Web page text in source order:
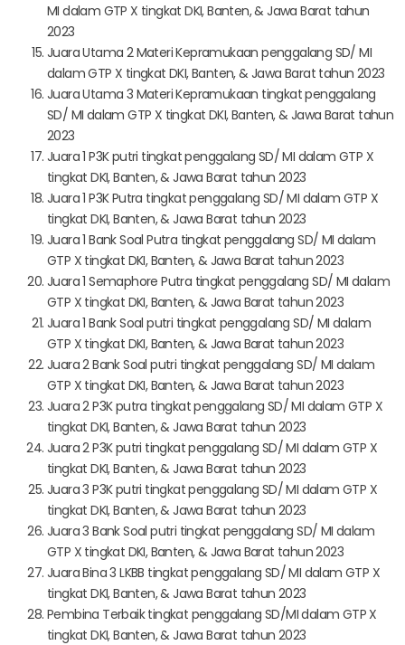
MI dalam GTP X tingkat DKI, Banten, & Jawa Barat tahun
2023
Juara Utama 2 Materi Kepramukaan penggalang SD/ MI
dalam GTP X tingkat DKI, Banten, & Jawa Barat tahun 2023
Juara Utama 3 Materi Kepramukaan tingkat penggalang
SD/ MI dalam GTP X tingkat DKI, Banten, & Jawa Barat tahun
2023
Juara 1 P3K putri tingkat penggalang SD/ MI dalam GTP X
tingkat DKI, Banten, & Jawa Barat tahun 2023
Juara 1 P3K Putra tingkat penggalang SD/ MI dalam GTP X
tingkat DKI, Banten, & Jawa Barat tahun 2023
Juara 1 Bank Soal Putra tingkat penggalang SD/ MI dalam
GTP X tingkat DKI, Banten, & Jawa Barat tahun 2023
Juara 1 Semaphore Putra tingkat penggalang SD/ MI dalam
GTP X tingkat DKI, Banten, & Jawa Barat tahun 2023
Juara 1 Bank Soal putri tingkat penggalang SD/ MI dalam
GTP X tingkat DKI, Banten, & Jawa Barat tahun 2023
Juara 2 Bank Soal putri tingkat penggalang SD/ MI dalam
GTP X tingkat DKI, Banten, & Jawa Barat tahun 2023
Juara 2 P3K putra tingkat penggalang SD/ MI dalam GTP X
tingkat DKI, Banten, & Jawa Barat tahun 2023
Juara 2 P3K putri tingkat penggalang SD/ MI dalam GTP X
tingkat DKI, Banten, & Jawa Barat tahun 2023
Juara 3 P3K putri tingkat penggalang SD/ MI dalam GTP X
tingkat DKI, Banten, & Jawa Barat tahun 2023
Juara 3 Bank Soal putri tingkat penggalang SD/ MI dalam
GTP X tingkat DKI, Banten, & Jawa Barat tahun 2023
Juara Bina 3 LKBB tingkat penggalang SD/ MI dalam GTP X
tingkat DKI, Banten, & Jawa Barat tahun 2023
Pembina Terbaik tingkat penggalang SD/MI dalam GTP X
tingkat DKI, Banten, & Jawa Barat tahun 2023